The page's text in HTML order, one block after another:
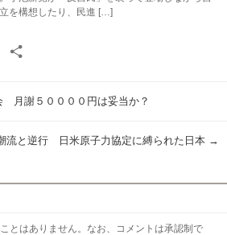
を構想したり、民進 […]
Email
月謝５００００円は妥当か？
流と逆行 日米原子力協定に縛られた日本 →
とはありません。なお、コメントは承認制で